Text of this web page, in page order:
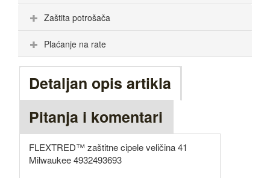
Zaštita potrošača
Plaćanje na rate
Detaljan opis artikla
Pitanja i komentari
FLEXTRED™ zaštitne cipele veličina 41
Milwaukee 4932493693